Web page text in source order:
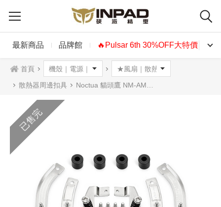
最新商品 品牌館 🔥Pulsar 6th 30%OFF大特價🔥
首頁
散熱器周邊扣具 Noctua 貓頭鷹 NM-AM4 CPU散熱器扣具昇級組合包
已售完